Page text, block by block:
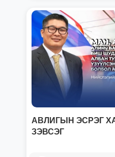
АВЛИГЫН ЭСРЭГ
ЗЭВСЭГ